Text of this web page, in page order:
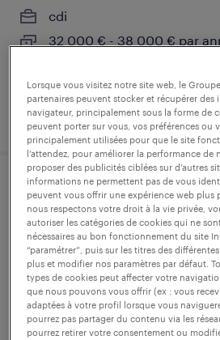
cdi
32 000 € - 38 000 € par
publié le 9 juillet 2026
comptable (f/h)
langres, haute-marne
cdi
45 000 € - 50 000 € par
Lorsque vous visitez notre site web, le
partenaires peuvent stocker et récupérer
navigateur, principalement sous la forme de
peuvent porter sur vous, vos préférences ou
principalement utilisées pour que le site
l’attendez, pour améliorer la performance de
proposer des publicités ciblées sur d’autres
informations ne permettent pas de vous
peuvent vous offrir une expérience web plus
nous respectons votre droit à la vie privée,
autoriser les catégories de cookies qui ne
nécessaires au bon fonctionnement du site
“paramétrer”, puis sur les titres des
plus et modifier nos paramètres par défaut.
types de cookies peut affecter votre
que nous pouvons vous offrir (ex : vous
adaptées à votre profil lorsque vous
pourrez pas partager du contenu via les
pourrez retirer votre consentement ou